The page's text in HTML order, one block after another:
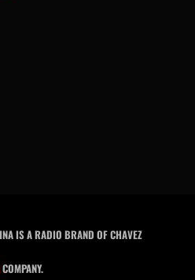
IS A RADIO BRAND OF CHAVEZ
COMPANY.